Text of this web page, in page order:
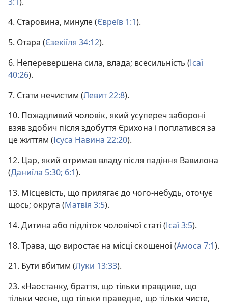
4. Старовина, минуле (Євреїв 1:1).
5. Отара (Єзекіїля 34:12).
6. Неперевершена сила, влада; всесильність (Ісаї
40:26).
7. Стати нечистим (Левит 22:8).
10. Пожадливий чоловік, який усупереч забороні
взяв здобич після здобуття Єрихона і поплатився за
це життям (Ісуса Навина 22:20).
12. Цар, який отримав владу після падіння Вавилона
(Даниїла 5:30; 6:1).
13. Місцевість, що прилягає до чого-небудь, оточує
щось; округа (Матвія 3:5).
14. Дитина або підліток чоловічої статі (Ісаї 3:5).
18. Трава, що виростає на місці скошеної (Амоса 7:1).
21. Бути вбитим (Луки 13:33).
23. «Наостанку, браття, що тільки правдиве, що
тільки чесне, що тільки праведне, що тільки чисте,